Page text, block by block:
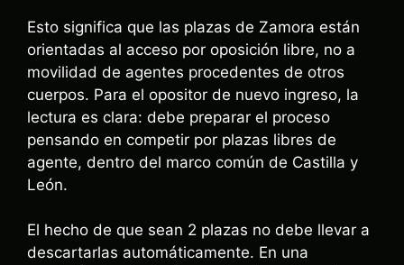
Esto significa que las plazas de Zamora están
orientadas al acceso por oposición libre, no a
movilidad de agentes procedentes de otros
cuerpos. Para el opositor de nuevo ingreso, la
lectura es clara: debe preparar el proceso
pensando en competir por plazas libres de
agente, dentro del marco común de Castilla y
León.
El hecho de que sean 2 plazas no debe llevar a
descartarlas automáticamente. En una